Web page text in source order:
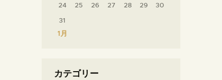
24
25 26 27 28 29
30
31
« 1月
カテゴリー